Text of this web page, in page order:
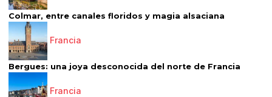
Colmar, entre canales floridos y magia alsaciana
Francia
Bergues: una joya desconocida del norte de Francia
Francia